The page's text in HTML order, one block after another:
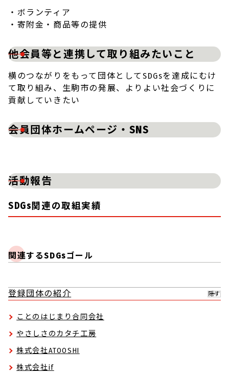
・ボランティア
・寄附金・商品等の提供
他会員等と連携して取り組みたいこと
横のつながりをもって団体としてSDGsを達成にむけ
て取り組み、生駒市の発展、よりよい社会づくりに
貢献していきたい
会員団体ホームページ・SNS
活動報告
SDGs関連の取組実績
関連するSDGsゴール
登録団体の紹介 隠す
ことのはじまり合同会社
やさしさのカタチ工房
株式会社ATOOSHI
株式会社if